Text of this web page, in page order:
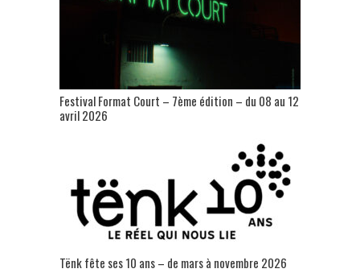
Festival Format Court – 7ème édition – du 08 au 12
avril 2026
Tënk fête ses 10 ans – de mars à novembre 2026